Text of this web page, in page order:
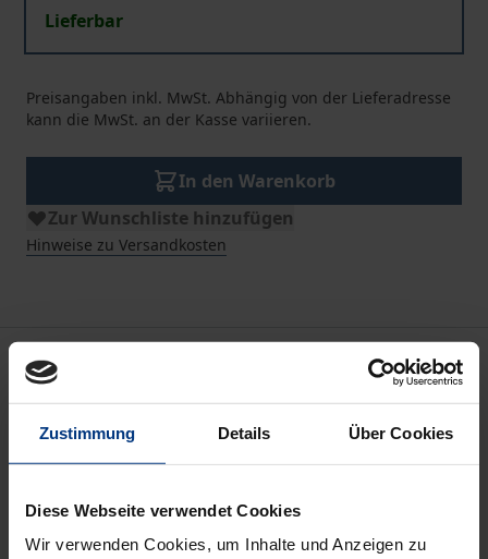
Zustimmung Details Über Cookies
Diese Webseite verwendet Cookies
Wir verwenden Cookies, um Inhalte und Anzeigen zu
Lieferbar
Preisangaben inkl. MwSt. Abhängig von der Lieferadresse
kann die MwSt. an der Kasse variieren.
In den Warenkorb
Zur Wunschliste hinzufügen
Hinweise zu Versandkosten
Beschreibung
Wie muss ich leben, damit mein Leben gelingt? Was
Anders das antike Philosophieren: Es wirkt ganz aus
der Frage nach der richtigen Lebensform und